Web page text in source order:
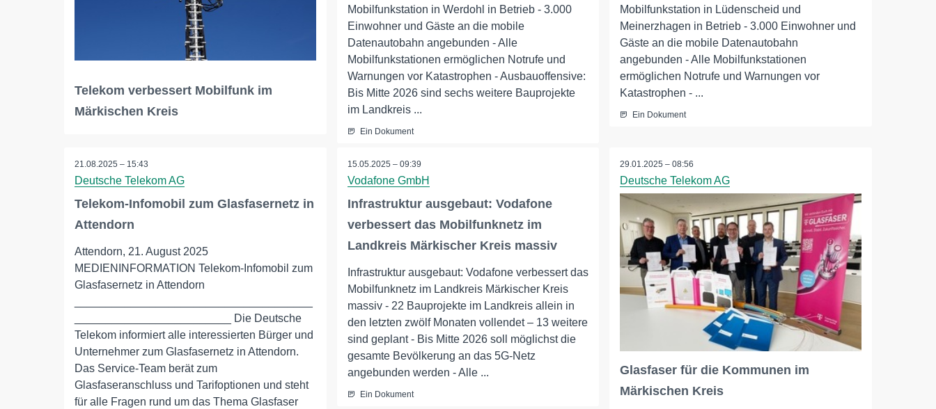
Telekom verbessert Mobilfunk im
Märkischen Kreis
Mobilfunkstation in Werdohl in Betrieb - 3.000
Einwohner und Gäste an die mobile
Datenautobahn angebunden - Alle
Mobilfunkstationen ermöglichen Notrufe und
Warnungen vor Katastrophen - Ausbauoffensive:
Bis Mitte 2026 sind sechs weitere Bauprojekte
im Landkreis ...
Ein Dokument
Mobilfunkstation in Lüdenscheid und
Meinerzhagen in Betrieb - 3.000 Einwohner und
Gäste an die mobile Datenautobahn
angebunden - Alle Mobilfunkstationen
ermöglichen Notrufe und Warnungen vor
Katastrophen - ...
Ein Dokument
21.08.2025 – 15:43
Deutsche Telekom AG
Telekom-Infomobil zum Glasfasernetz in
Attendorn
Attendorn, 21. August 2025
MEDIENINFORMATION Telekom-Infomobil zum
Glasfasernetz in Attendorn
_________________________ Die Deutsche
Telekom informiert alle interessierten Bürger und
Unternehmer zum Glasfasernetz in Attendorn.
Das Service-Team berät zum
Glasfaseranschluss und Tarifoptionen und steht
für alle Fragen rund um das Thema Glasfaser
15.05.2025 – 09:39
Vodafone GmbH
Infrastruktur ausgebaut: Vodafone
verbessert das Mobilfunknetz im
Landkreis Märkischer Kreis massiv
Infrastruktur ausgebaut: Vodafone verbessert das
Mobilfunknetz im Landkreis Märkischer Kreis
massiv - 22 Bauprojekte im Landkreis allein in
den letzten zwölf Monaten vollendet – 13 weitere
sind geplant - Bis Mitte 2026 soll möglichst die
gesamte Bevölkerung an das 5G-Netz
angebunden werden - Alle ...
Ein Dokument
29.01.2025 – 08:56
Deutsche Telekom AG
Glasfaser für die Kommunen im
Märkischen Kreis